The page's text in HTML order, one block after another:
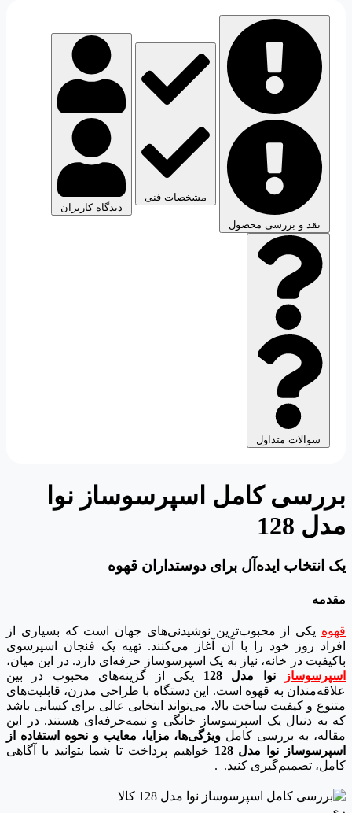
نقد و بررسی محصول
مشخصات فنی
دیدگاه کاربران
سوالات متداول
بررسی کامل اسپرسوساز نوا
مدل 128
یک انتخاب ایده‌آل برای دوستداران قهوه
مقدمه
قهوه یکی از محبوب‌ترین نوشیدنی‌های جهان است که بسیاری از
افراد روز خود را با آن آغاز می‌کنند. تهیه یک فنجان اسپرسوی
باکیفیت در خانه، نیاز به یک اسپرسوساز حرفه‌ای دارد. در این میان،
اسپرسوساز
نوا مدل 128
یکی از گزینه‌های محبوب در بین
علاقه‌مندان به قهوه است. این دستگاه با طراحی مدرن، قابلیت‌های
متنوع و کیفیت ساخت بالا، می‌تواند انتخابی عالی برای کسانی باشد
که به دنبال یک اسپرسوساز خانگی و نیمه‌حرفه‌ای هستند. در این
مقاله، به بررسی کامل ویژگی‌ها، مزایا، معایب و نحوه استفاده از
اسپرسوساز نوا مدل 128
خواهیم پرداخت تا شما بتوانید با آگاهی
کامل، تصمیم‌گیری کنید. .